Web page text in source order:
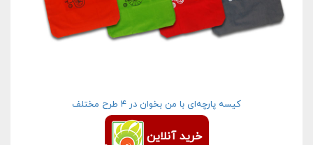
کیسه پارچه‌ای با من بخوان در ۴ طرح مختلف
خرید آنلاین